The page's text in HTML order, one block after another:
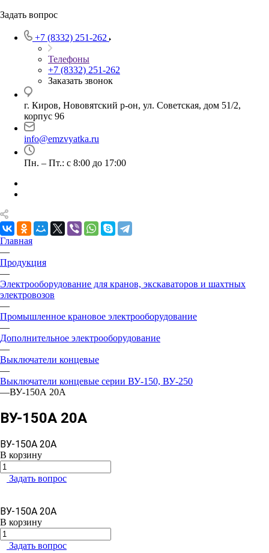
Задать вопрос
+7 (8332) 251-262
Телефоны
+7 (8332) 251-262
Заказать звонок
г. Киров, Нововятский р-он, ул. Советская, дом 51/2,
корпус 96
info@emzvyatka.ru
Пн. – Пт.: с 8:00 до 17:00
Главная
—
Продукция
—
Электрооборудование для кранов, экскаваторов и шахтных
электровозов
—
Промышленное крановое электрооборудование
—
Дополнительное электрооборудование
—
Выключатели концевые
—
Выключатели концевые серии ВУ-150, ВУ-250
—ВУ-150А 20А
ВУ-150А 20А
ВУ-150А 20А
В корзину
Задать вопрос
ВУ-150А 20А
В корзину
Задать вопрос